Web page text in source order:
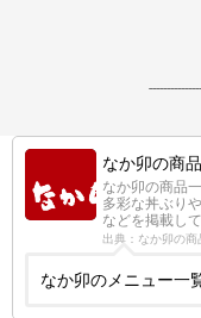
なか卯の商
なか卯の商品
多彩な丼ぶり
などを掲載して
出典：なか卯の商
なか卯のメニュー一